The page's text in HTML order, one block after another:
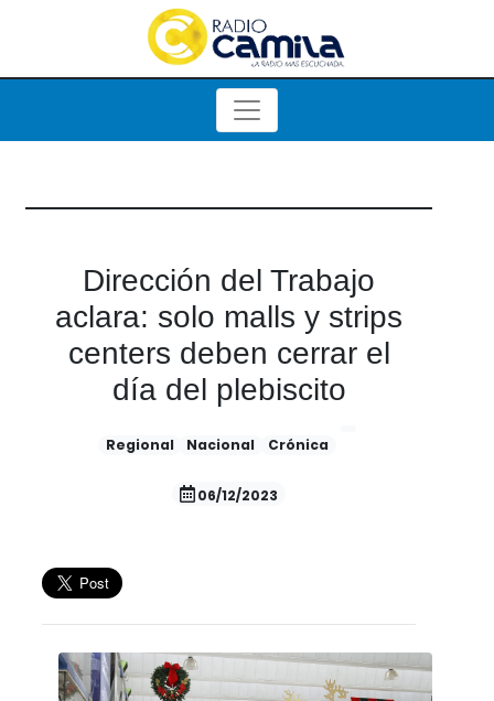
Dirección del Trabajo
aclara: solo malls y strips
centers deben cerrar el
día del plebiscito
Regional Nacional Crónica
06/12/2023